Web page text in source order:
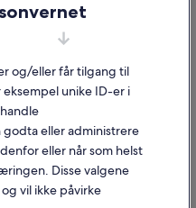
av innhold
og/eller får tilgang til
unike ID-er i
eller administrere
eller når som helst
Disse valgene
vil ikke påvirke